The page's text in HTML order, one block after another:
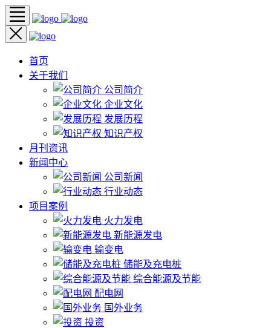
首页
关于我们
公司简介
企业文化
发展历程
知识产权
月刊资讯
新闻中心
公司新闻
行业动态
项目案例
火力发电
新能源发电
输变电
储能及充电桩
综合能源及节能
配电网
国外业务
投资